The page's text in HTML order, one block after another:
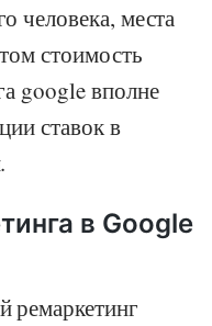
человека, места
стоимость
google вполне
ставок в
в Google